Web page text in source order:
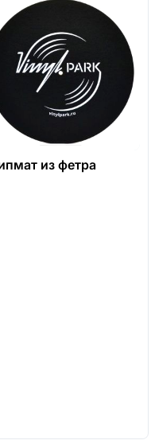
из фетра